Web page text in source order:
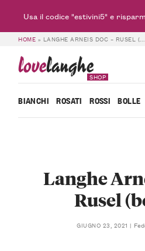
HOME » LANGHE ARNEIS DOC – RUSEL (BOTTLE)
lovelanghe
SHOP
BIANCHI ROSATI ROSSI BOLLE
Langhe
Rusel
GIUGNO 23, 2021
Usa il codice "estivini5" e